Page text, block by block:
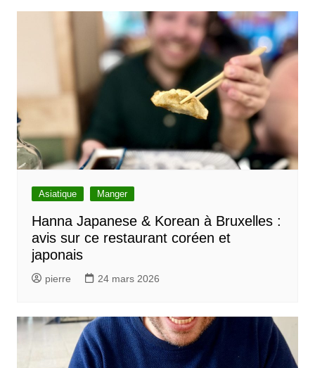
Asiatique Manger
Hanna Japanese & Korean à Bruxelles :
avis sur ce restaurant coréen et
japonais
pierre 24 mars 2026